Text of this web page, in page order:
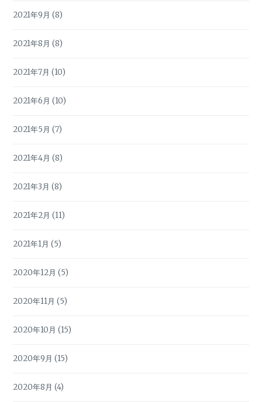
2021年9月 (8)
2021年8月 (8)
2021年7月 (10)
2021年6月 (10)
2021年5月 (7)
2021年4月 (8)
2021年3月 (8)
2021年2月 (11)
2021年1月 (5)
2020年12月 (5)
2020年11月 (5)
2020年10月 (15)
2020年9月 (15)
2020年8月 (4)